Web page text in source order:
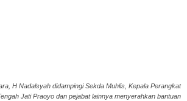
H Nadalsyah didampingi Sekda Muhlis, Kepala Perangkat
Jati Praoyo dan pejabat lainnya menyerahkan bantuan